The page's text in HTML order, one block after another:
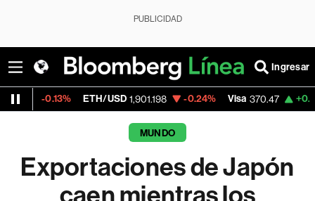
PUBLICIDAD
Ingresar
ETH/USD 1,901.198 -0.24% Visa 370.47 +0.52%
MUNDO
Exportaciones de Japón